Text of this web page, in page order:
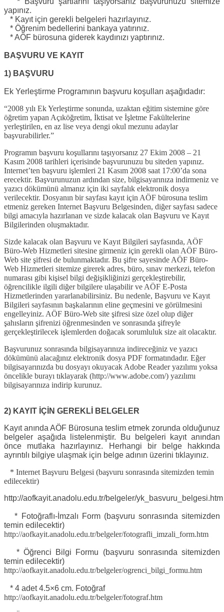
yapınız.
* Kayıt için gerekli belgeleri hazırlayınız.
* Öğrenim bedellerini bankaya yatırınız.
* AÖF bürosuna giderek kaydınızı yaptırınız.
BAŞVURU VE KAYIT
1) BAŞVURU
Ek Yerleştirme Programının başvuru koşulları aşağıdadır:
“2008 yılı Ek Yerleştirme sonunda, uzaktan eğitim sistemine göre
öğretim yapan Açıköğretim, İktisat ve İşletme Fakültelerine
yerleştirilen, en az lise veya dengi okul mezunu adaylar
başvurabilirler.”
Programın başvuru koşullarını taşıyorsanız 27 Ekim 2008 – 21
Kasım 2008 tarihleri içerisinde başvurunuzu bu siteden yapınız.
Internet’ten başvuru işlemleri 21 Kasım 2008 saat 17:00’da sona
erecektir. Başvurunuzun ardından size, bilgisayarınıza indirmeniz ve
yazıcı dökümünü almanız için iki sayfalık elektronik dosya
verilecektir. Dosyanın bir sayfası kayıt için AÖF bürosuna teslim
etmeniz gereken Internet Başvuru Belgesinden, diğer sayfası sadece
bilgi amacıyla hazırlanan ve sizde kalacak olan Başvuru ve Kayıt
Bilgilerinden oluşmaktadır.
Sizde kalacak olan Başvuru ve Kayıt Bilgileri sayfasında, AÖF
Büro-Web Hizmetleri sitesine girmeniz için gerekli olan AÖF Büro-
Web site şifresi de bulunmaktadır. Bu şifre sayesinde AÖF Büro-
Web Hizmetleri sitemize girerek adres, büro, sınav merkezi, telefon
numarası gibi kişisel bilgi değişikliğinizi gerçekleştirebilir,
öğrencilikle ilgili diğer bilgilere ulaşabilir ve AÖF E-Posta
Hizmetlerinden yararlanabilirsiniz. Bu nedenle, Başvuru ve Kayıt
Bilgileri sayfasının başkalarının eline geçmesini ve görülmesini
engelleyiniz. AÖF Büro-Web site şifresi size özel olup diğer
şahısların şifrenizi öğrenmesinden ve sonrasında şifreyle
gerçekleştirilecek işlemlerden doğacak sorumluluk size ait olacaktır.
Başvurunuz sonrasında bilgisayarınıza indireceğiniz ve yazıcı
dökümünü alacağınız elektronik dosya PDF formatındadır. Eğer
bilgisayarınızda bu dosyayı okuyacak Adobe Reader yazılımı yoksa
öncelikle burayı tıklayarak (http://www.adobe.com/) yazılımı
bilgisayarınıza indirip kurunuz.
2) KAYIT İÇİN GEREKLİ BELGELER
Kayıt anında AÖF Bürosuna teslim etmek zorunda olduğunuz
belgeler aşağıda listelenmiştir. Bu belgeleri kayıt anından
önce mutlaka hazırlayınız. Herhangi bir belge hakkında
ayrıntılı bilgiye ulaşmak için belge adının üzerini tıklayınız.
* Internet Başvuru Belgesi (başvuru sonrasında sitemizden temin
edilecektir)
http://aofkayit.anadolu.edu.tr/belgeler/yk_basvuru_belgesi.htm
* Fotoğraflı-İmzalı Form (başvuru sonrasında sitemizden
temin edilecektir)
http://aofkayit.anadolu.edu.tr/belgeler/fotografli_imzali_form.htm
* Öğrenci Bilgi Formu (başvuru sonrasında sitemizden
temin edilecektir)
http://aofkayit.anadolu.edu.tr/belgeler/ogrenci_bilgi_formu.htm
* 4 adet 4.5×6 cm. Fotoğraf
http://aofkayit.anadolu.edu.tr/belgeler/fotograf.htm